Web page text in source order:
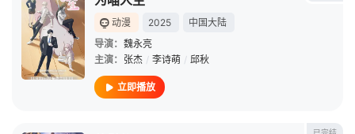
动漫 2025
中国大陆
导演： 魏永亮
主演： 张杰 / 李诗萌 / 邱秋
立即播放